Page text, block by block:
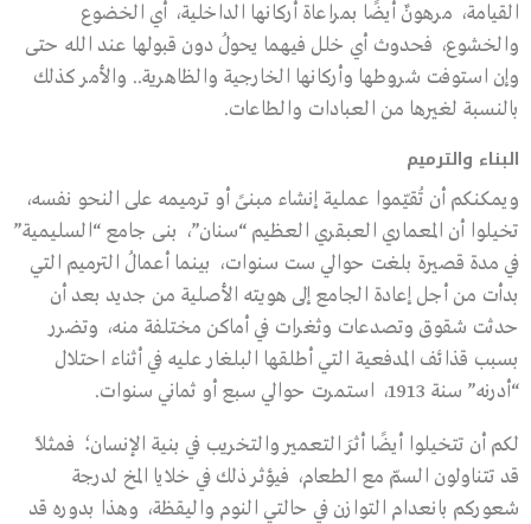
القيامة، مرهونٌ أيضًا بمراعاة أركانها الداخلية، أي الخضوع
والخشوع، فحدوث أي خلل فيهما يحولُ دون قبولها عند الله حتى
وإن استوفت شروطها وأركانها الخارجية والظاهرية.. والأمر كذلك
بالنسبة لغيرها من العبادات والطاعات.
البناء والترميم
ويمكنكم أن تُقيّموا عملية إنشاء مبنىً أو ترميمه على النحو نفسه،
تخيلوا أن المعماري العبقري العظيم “سنان”، بنى جامع “السليمية”
في مدة قصيرة بلغت حوالي ست سنوات، بينما أعمالُ الترميم التي
بدأت من أجل إعادة الجامع إلى هويته الأصلية من جديد بعد أن
حدثت شقوق وتصدعات وثغرات في أماكن مختلفة منه، وتضرر
بسبب قذائف المدفعية التي أطلقها البلغار عليه في أثناء احتلال
“أدرنه” سنة 1913، استمرت حوالي سبع أو ثماني سنوات.
لكم أن تتخيلوا أيضًا أثرَ التعمير والتخريب في بنية الإنسان؛ فمثلاً
قد تتناولون السمّ مع الطعام، فيؤثر ذلك في خلايا المخ لدرجة
شعوركم بانعدام التوازن في حالتي النوم واليقظة، وهذا بدوره قد